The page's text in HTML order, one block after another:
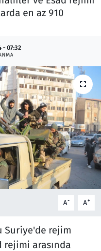
en az 910
- 07:32
A- A+
Suriye'de rejim
rejimi arasında